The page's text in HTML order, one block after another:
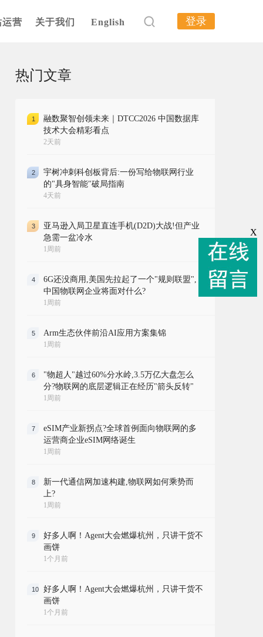
运营 关于我们 English 登录
热门文章
1
融数聚智创领未来｜DTCC2026 中国数据库
技术大会精彩看点
2天前
2
宇树冲刺科创板背后:一份写给物联网行业
的"具身智能"破局指南
4天前
3
亚马逊入局卫星直连手机(D2D)大战!但产业
急需一盆冷水
1周前
4
6G还没商用,美国先拉起了一个"规则联盟",
中国物联网企业将面对什么?
1周前
5 Arm生态伙伴前沿AI应用方案集锦
1周前
6
"物超人"越过60%分水岭,3.5万亿大盘怎么
分?物联网的底层逻辑正在经历"箭头反转"
1周前
7
eSIM产业新拐点?全球首例面向物联网的多
运营商企业eSIM网络诞生
1周前
8
新一代通信网加速构建,物联网如何乘势而
上?
1周前
9
好多人啊！Agent大会燃爆杭州，只讲干货不
画饼
1个月前
10
好多人啊！Agent大会燃爆杭州，只讲干货不
画饼
1个月前
X